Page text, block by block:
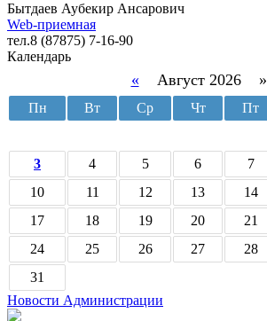
Бытдаев Аубекир Ансарович
Web-приемная
тел.8 (87875) 7-16-90
Календарь
« Август 2026 »
Пн Вт Ср Чт Пт
3
4 5 6 7
10
11 12 13 14
17
18 19 20 21
24
25 26 27 28
31
Новости Администрации